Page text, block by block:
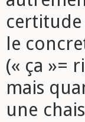
certitude
le
(« ça »=
mais
une